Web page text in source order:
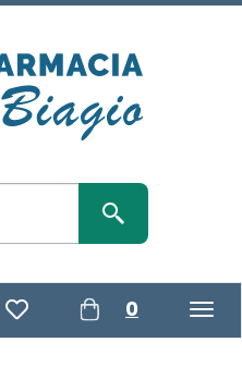
Cerca Prodotto
0 prodotti
inseriti